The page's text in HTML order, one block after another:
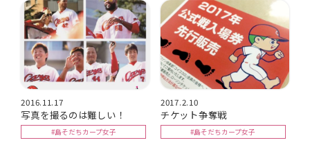
2016.11.17
写真を撮るのは難しい！
#島そだちカープ女子
2017.2.10
チケット争奪戦
#島そだちカープ女子